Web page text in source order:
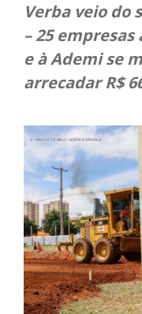
Verba veio do
– 25 empresas
e à Ademi se
arrecadar R$